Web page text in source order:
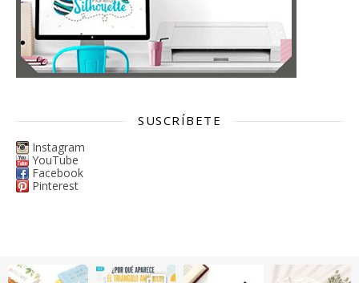
SUSCRÍBETE
Instagram
YouTube
Facebook
Pinterest